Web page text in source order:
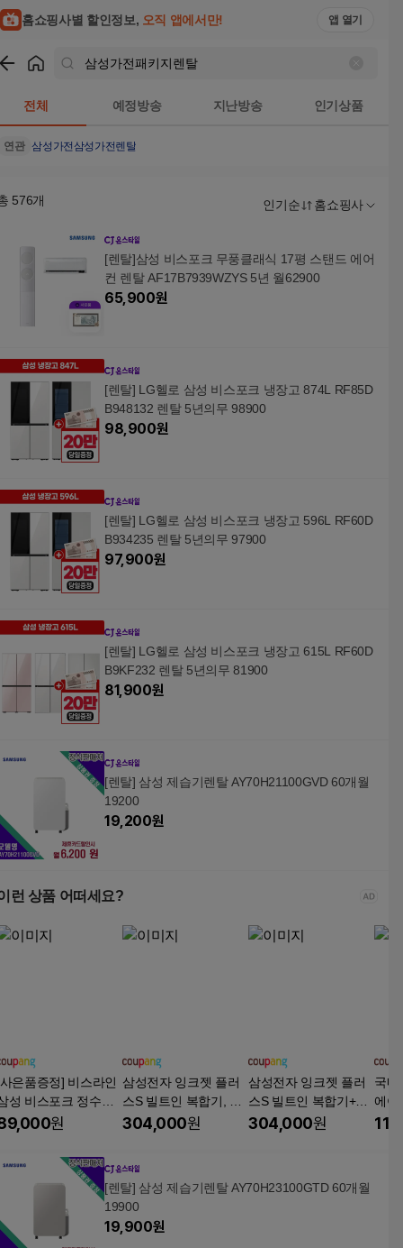
홈쇼핑사별 할인정보, 오직 앱에서만! 앱 열기
전체 예정방송 지난방송 인기상품
연관 삼성가전삼성가전렌탈
576개 인기순 홈쇼핑사
[렌탈]삼성 비스포크 무풍클래식 17평 스탠드 에어
컨 렌탈 AF17B7939WZYS 5년 월62900
65,900원
[렌탈] LG헬로 삼성 비스포크 냉장고 874L RF85D
B948132 렌탈 5년의무 98900
98,900원
[렌탈] LG헬로 삼성 비스포크 냉장고 596L RF60D
B934235 렌탈 5년의무 97900
97,900원
[렌탈] LG헬로 삼성 비스포크 냉장고 615L RF60D
B9KF232 렌탈 5년의무 81900
81,900원
[렌탈] 삼성 제습기렌탈 AY70H21100GVD 60개월
19200
19,200원
런 상품 어떠세요?
은품증정] 비스라인
성 비스포크 정수기
터 1년세트[호환]HA
RF85A92X135
원
삼성전자 잉크젯 플러
스S 빌트인 복합기, 20/
16 ppm 잉크젯 플러스
304,000원
삼성전자 잉크젯 플러
스S 빌트인 복합기+기
본잉크 흑백칼라 포함,
304,000원
국내
에어
필터
[렌탈] 삼성 제습기렌탈 AY70H23100GTD 60개월
19900
19,900원